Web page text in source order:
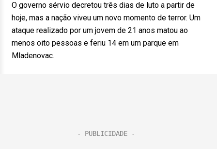
O governo sérvio decretou três dias de luto a partir de
hoje, mas a nação viveu um novo momento de terror. Um
ataque realizado por um jovem de 21 anos matou ao
menos oito pessoas e feriu 14 em um parque em
Mladenovac.